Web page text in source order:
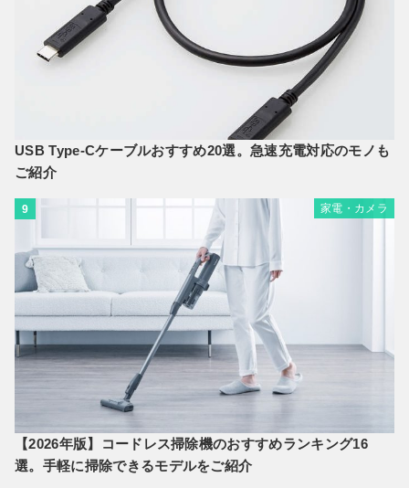
USB Type-Cケーブルおすすめ20選。急速充電対応のモノも
ご紹介
9 家電・カメラ
【2026年版】コードレス掃除機のおすすめランキング16
選。手軽に掃除できるモデルをご紹介